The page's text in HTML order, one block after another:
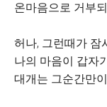
온마음으로 거부
허나, 그런때가 잠
나의 마음이 갑자
대개는 그순간만